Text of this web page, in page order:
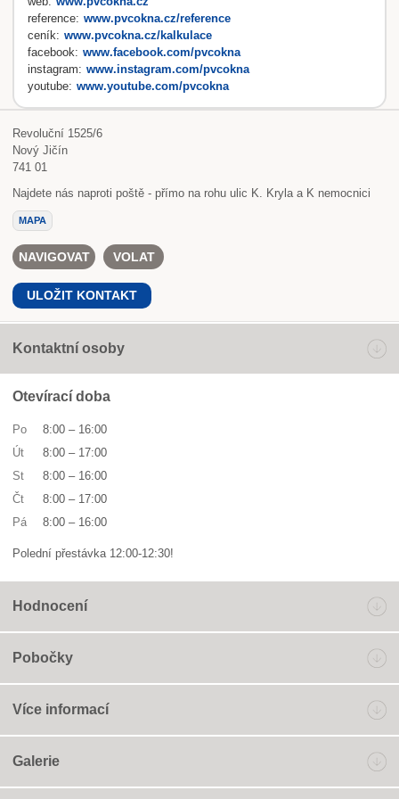
reference: www.pvcokna.cz/reference
ceník: www.pvcokna.cz/kalkulace
facebook: www.facebook.com/pvcokna
instagram: www.instagram.com/pvcokna
youtube: www.youtube.com/pvcokna
Revoluční 1525/6
Nový Jičín
741 01
Najdete nás naproti poště - přímo na rohu ulic K. Kryla a K nemocnici
MAPA
NAVIGOVAT VOLAT
ULOŽIT KONTAKT
Kontaktní osoby
Otevírací doba
Po 8:00 – 16:00
Út
8:00 – 17:00
St
8:00 – 16:00
Čt
8:00 – 17:00
Pá
8:00 – 16:00
Polední přestávka 12:00-12:30!
Hodnocení
Pobočky
Více informací
Galerie